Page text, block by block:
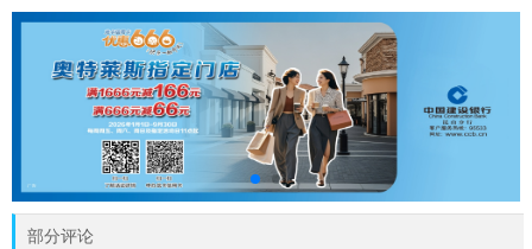
部分评论